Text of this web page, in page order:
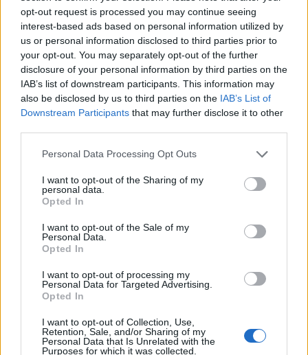
opt-out request is processed you may continue seeing
interest-based ads based on personal information utilized by
us or personal information disclosed to third parties prior to
your opt-out. You may separately opt-out of the further
disclosure of your personal information by third parties on the
IAB’s list of downstream participants. This information may
also be disclosed by us to third parties on the IAB’s List of
Downstream Participants that may further disclose it to other
Please note that this website/app uses one or more Google
not limited to your visit or usage behaviour. You may click to
grant or deny consent to Google and its third-party tags to
use your data for below specified purposes in below Google
consent section.
Personal Data Processing Opt Outs
I want to opt-out of the Sharing of my
personal data.
Opted In
I want to opt-out of the Sale of my
Personal Data.
Opted In
I want to opt-out of processing my
Personal Data for Targeted Advertising.
Opted In
I want to opt-out of Collection, Use,
Retention, Sale, and/or Sharing of my
Personal Data that Is Unrelated with the
Purposes for which it was collected.
Πτήσεων Goddard στο Μέριλαντ.
Η δεύτερη αποστολή VERITAS θα χαρτογραφήσει την
επιφάνεια της Αφροδίτης για να ρίξει φως στη
γεωλογική ιστορία της Αφροδίτης και γιατί εξελίχθηκε
τόσο διαφορετικά από εκείνη της Γης. Μια
διαστημοσυσκευή θα τεθεί σε τροχιά γύρω από τον
πλανήτη, διαθέτοντας νέας τεχνολογίας ραντάρ που θα
δημιουργήσει τρισδιάστατες αναπαραστάσεις της
τοπογραφίας του πλανήτη και θα επιβεβαιώσει ότι
δραστηριότητα. Επίσης θα καταγράψει τις υπέρυθρες
εκπομπές από την επιφάνεια. Την επιστημονική ευθύνη
στην Καλιφόρνια, ενώ θα συμβάλουν και οι τρεις
ευρωπαϊκές διαστημικές υπηρεσίες (γερμανική,
επιστημονικά όργανα για το σκάφος.